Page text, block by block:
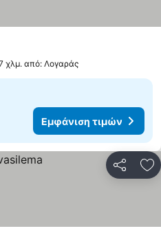
χλμ. από: Λογαράς
Εμφάνιση τιμών